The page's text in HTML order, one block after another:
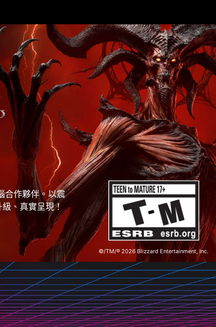
©/TM/® 2026 Blizzard Entertainment, Inc.
合作夥伴。以震
、真實呈現！